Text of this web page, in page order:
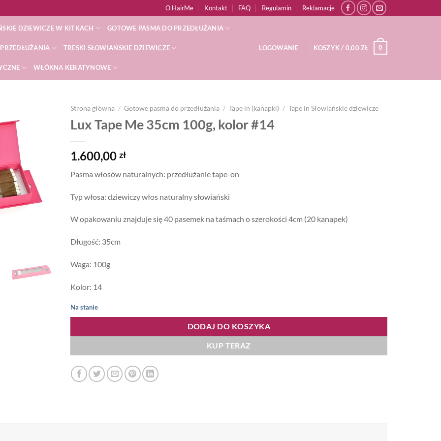
O HairMe Kontakt FAQ Regulamin Reklamacje
DZIEWICZE W KITKACH GOTOWE PASMA DO PRZEDŁUŻANIA
TRESKI SŁOWIAŃSKIE DZIEWICZE
WŁÓKNA KERATYNOWE
LOGOWANIE KOSZYK / 0,00ZŁ 0
Strona główna / Gotowe pasma do przedłużania / Tape in (kanapki) / Tape in Słowiańskie dziewicze
Lux Tape Me 35cm 100g, kolor #14
1.600,00 zł
Pasma włosów naturalnych: przedłużanie tape-on
Typ włosa: dziewiczy włos naturalny słowiański
W opakowaniu znajduje się 40 pasemek na taśmach o szerokości 4cm (20 kanapek)
Długość: 35cm
Waga: 100g
Kolor: 14
Na stanie
DODAJ DO KOSZYKA
KUP TERAZ